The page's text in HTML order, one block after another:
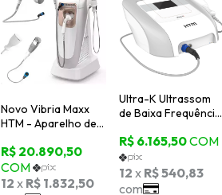
Novo Vibria Maxx
HTM - Aparelho de
Potência 3D
63Watts com
Correntes
Ultra-K Ultrassom
de Baixa Frequência